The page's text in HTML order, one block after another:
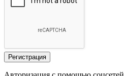
Регистрация